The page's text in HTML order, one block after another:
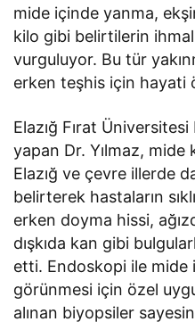
mide içinde yanma,
kilo gibi belirtilerin
vurguluyor. Bu tür
erken teşhis için hayati
Elazığ Fırat
yapan Dr. Yılmaz, mide
Elazığ ve çevre illerde
belirterek hastaların
erken doyma hissi,
dışkıda kan gibi
etti. Endoskopi ile mide
görünmesi için özel
alınan biyopsiler